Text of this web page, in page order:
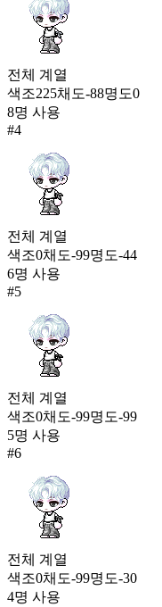
전체 계열
색조225채도-88명도0
8명 사용
#4
전체 계열
색조0채도-99명도-44
6명 사용
#5
전체 계열
색조0채도-99명도-99
5명 사용
#6
전체 계열
색조0채도-99명도-30
4명 사용